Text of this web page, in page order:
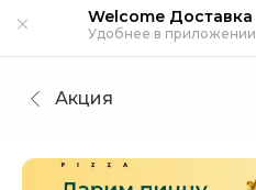
Welcome Доставка
Удобнее в приложении
Акция